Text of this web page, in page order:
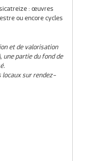
: œuvres
ou encore cycles
et de valorisation
une partie du fond de
locaux sur rendez-